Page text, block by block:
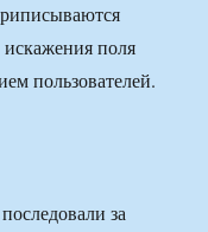
поля
пользователей.
за